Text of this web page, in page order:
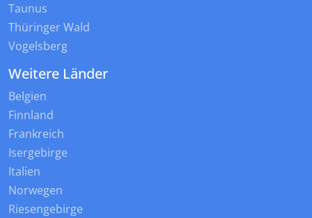
Taunus
Thüringer Wald
Vogelsberg
Weitere Länder
Belgien
Finnland
Frankreich
Isergebirge
Italien
Norwegen
Riesengebirge